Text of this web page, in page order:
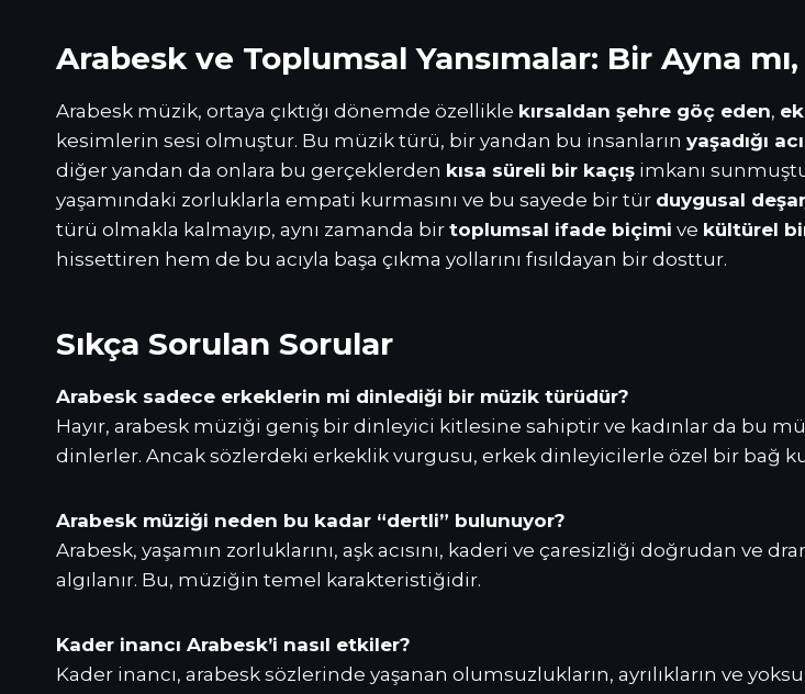
Arabesk ve Toplumsal Yansımalar: Bir Ayna mı,
Arabesk müzik, ortaya çıktığı dönemde özellikle kırsaldan şehre göç eden,
kesimlerin sesi olmuştur. Bu müzik türü, bir yandan bu insanların yaşadığı
diğer yandan da onlara bu gerçeklerden kısa süreli bir kaçış imkanı
yaşamındaki zorluklarla empati kurmasını ve bu sayede bir tür duygusal
türü olmakla kalmayıp, aynı zamanda bir toplumsal ifade biçimi ve kültürel
hissettiren hem de bu acıyla başa çıkma yollarını fısıldayan bir dosttur.
Sıkça Sorulan Sorular
Arabesk sadece erkeklerin mi dinlediği bir müzik türüdür?
Hayır, arabesk müziği geniş bir dinleyici kitlesine sahiptir ve kadınlar da bu
dinlerler. Ancak sözlerdeki erkeklik vurgusu, erkek dinleyicilerle özel bir bağ
Arabesk müziği neden bu kadar “dertli” bulunuyor?
Arabesk, yaşamın zorluklarını, aşk acısını, kaderi ve çaresizliği doğrudan ve
algılanır. Bu, müziğin temel karakteristiğidir.
Kader inancı Arabesk’i nasıl etkiler?
Kader inancı, arabesk sözlerinde yaşanan olumsuzlukların, ayrılıkların ve